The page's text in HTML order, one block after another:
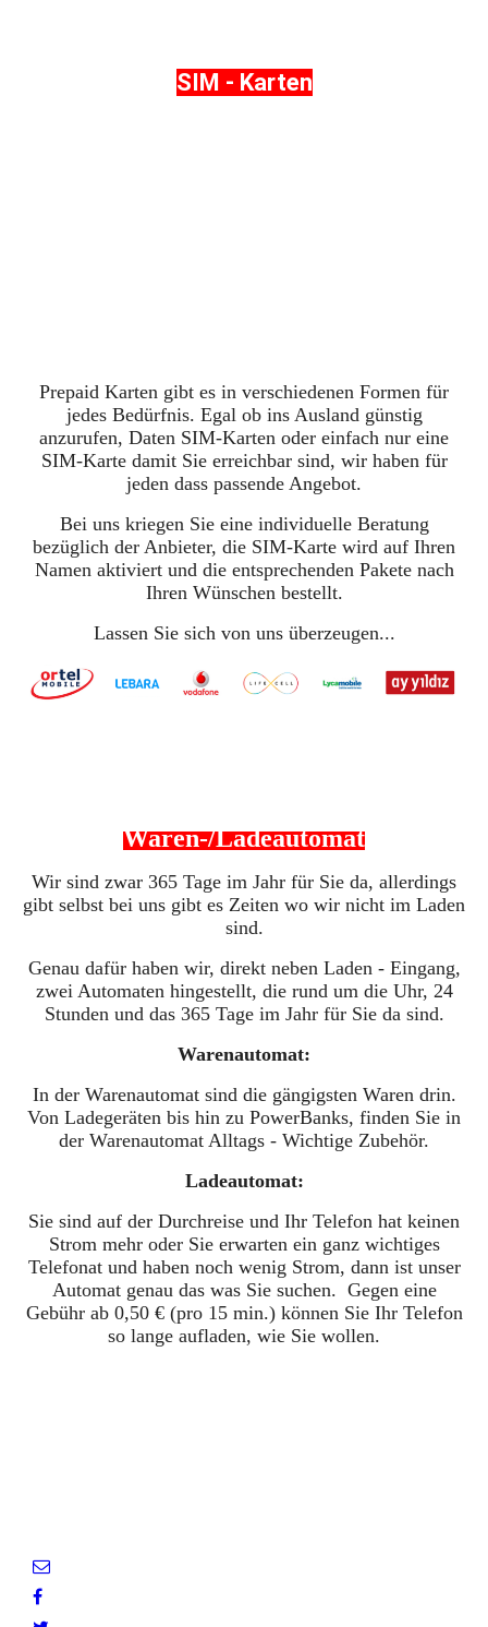
SIM - Karten
Prepaid Karten gibt es in verschiedenen Formen für
jedes Bedürfnis. Egal ob ins Ausland günstig
anzurufen, Daten SIM-Karten oder einfach nur eine
SIM-Karte damit Sie erreichbar sind, wir haben für
jeden dass passende Angebot.
Bei uns kriegen Sie eine individuelle Beratung
bezüglich der Anbieter, die SIM-Karte wird auf Ihren
Namen aktiviert und die entsprechenden Pakete nach
Ihren Wünschen bestellt.
Lassen Sie sich von uns überzeugen...
Waren-/Ladeautomat
Wir sind zwar 365 Tage im Jahr für Sie da, allerdings
gibt selbst bei uns gibt es Zeiten wo wir nicht im Laden
sind.
Genau dafür haben wir, direkt neben Laden - Eingang,
zwei Automaten hingestellt, die rund um die Uhr, 24
Stunden und das 365 Tage im Jahr für Sie da sind.
Warenautomat:
In der Warenautomat sind die gängigsten Waren drin.
Von Ladegeräten bis hin zu PowerBanks, finden Sie in
der Warenautomat Alltags - Wichtige Zubehör.
Ladeautomat:
Sie sind auf der Durchreise und Ihr Telefon hat keinen
Strom mehr oder Sie erwarten ein ganz wichtiges
Telefonat und haben noch wenig Strom, dann ist unser
Automat genau das was Sie suchen. Gegen eine
Gebühr ab 0,50 € (pro 15 min.) können Sie Ihr Telefon
so lange aufladen, wie Sie wollen.